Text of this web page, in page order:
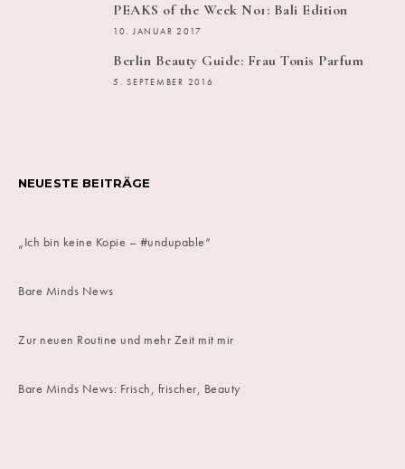
PEAKS of the Week No1: Bali Edition
10. JANUAR 2017
Berlin Beauty Guide: Frau Tonis Parfum
5. SEPTEMBER 2016
NEUESTE BEITRÄGE
„Ich bin keine Kopie – #undupable“
Bare Minds News
Zur neuen Routine und mehr Zeit mit mir
Bare Minds News: Frisch, frischer, Beauty